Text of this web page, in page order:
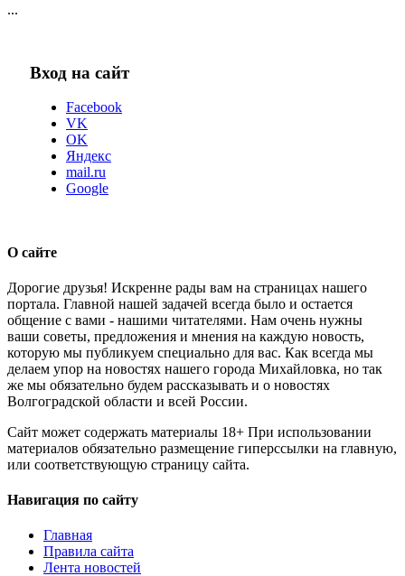
...
Вход на сайт
Facebook
VK
OK
Яндекс
mail.ru
Google
О сайте
Дорогие друзья! Искренне рады вам на страницах нашего
портала. Главной нашей задачей всегда было и остается
общение с вами - нашими читателями. Нам очень нужны
ваши советы, предложения и мнения на каждую новость,
которую мы публикуем специально для вас. Как всегда мы
делаем упор на новостях нашего города Михайловка, но так
же мы обязательно будем рассказывать и о новостях
Волгоградской области и всей России.
Сайт может содержать материалы 18+ При использовании
материалов обязательно размещение гиперссылки на главную,
или соответствующую страницу сайта.
Навигация по сайту
Главная
Правила сайта
Лента новостей